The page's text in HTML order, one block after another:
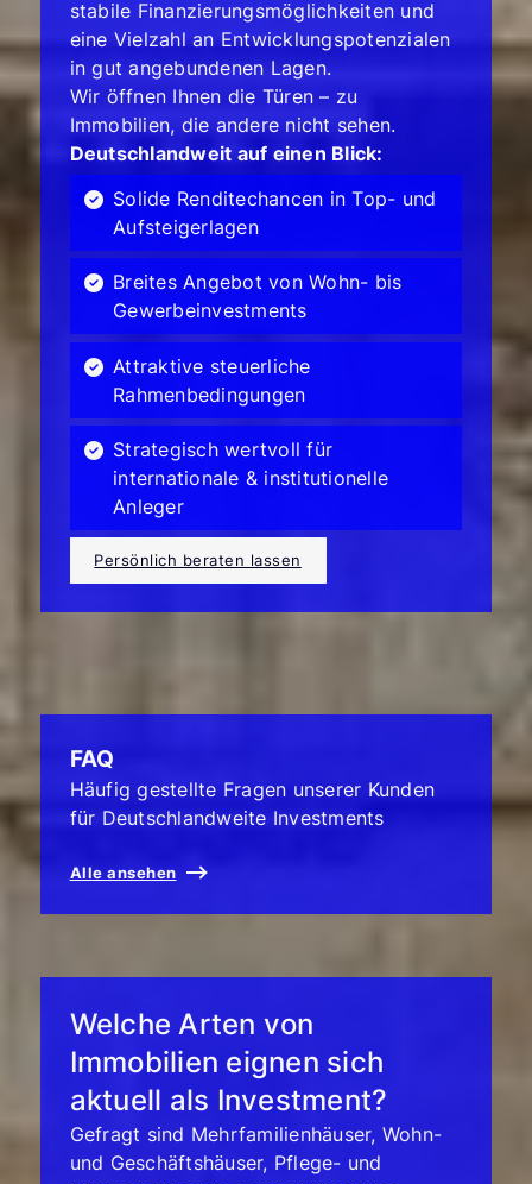
stabile Finanzierungsmöglichkeiten und
eine Vielzahl an Entwicklungspotenzialen
in gut angebundenen Lagen.
Wir öffnen Ihnen die Türen – zu
Immobilien, die andere nicht sehen.
Deutschlandweit auf einen Blick:
Solide Renditechancen in Top- und
Aufsteigerlagen
Breites Angebot von Wohn- bis
Gewerbeinvestments
Attraktive steuerliche
Rahmenbedingungen
Strategisch wertvoll für
internationale & institutionelle
Anleger
Persönlich beraten lassen
FAQ
Häufig gestellte Fragen unserer Kunden
für Deutschlandweite Investments
Alle ansehen
Welche Arten von
Immobilien eignen sich
aktuell als Investment?
Gefragt sind Mehrfamilienhäuser, Wohn-
und Geschäftshäuser, Pflege- und